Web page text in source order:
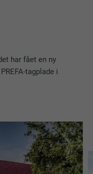
har fået en ny
tagplade i